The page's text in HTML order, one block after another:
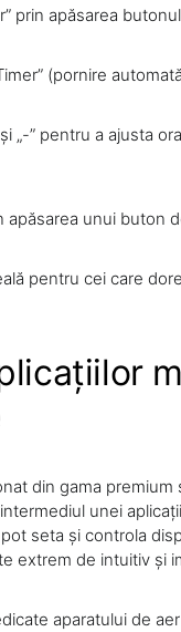
prin apăsarea
(pornire
„-” pentru a ajusta
unui buton
pentru cei care
din gama
unei
seta și controla
extrem de intuitiv și
aparatului de